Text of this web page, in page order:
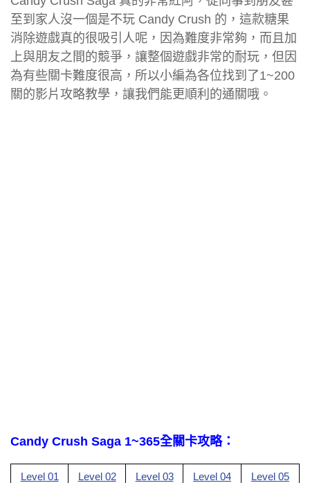
至到家人沒一個是不玩 Candy Crush 的，這款糖果
消除遊戲真的很吸引人呢，因為難度非常夠，而且加
上與朋友之間的競爭，讓整個遊戲非常的耐玩，但因
為有些關卡難度很高，所以小編為各位找到了1~200
關的影片攻略教學，讓我們能更順利的通關哦。
Candy Crush Saga 1~365全關卡攻略：
Level 01 Level 02 Level 03 Level 04 Level 05